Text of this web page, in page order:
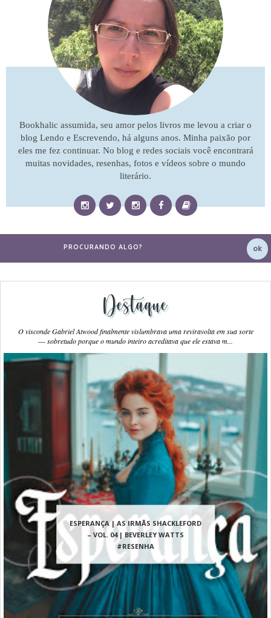
Bookhalic assumida, seu amor pelos livros me levou a criar o
blog Lendo e Escrevendo, há alguns anos. Minha paixão por
eles me fez continuar. No blog e redes sociais você encontrará
muitas novidades, resenhas, fotos e vídeos sobre o mundo
literário.
Destaque
ESPERANÇA | AS IRMÃS SHACKLEFORD
– VOL. 04 | BEVERLEY WATTS
#RESENHA
O visconde Gabriel Atwood finalmente vislumbrava uma reviravolta em sua sorte
― sobretudo porque o mundo inteiro acreditava que ele estava m...